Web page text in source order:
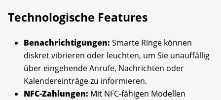
Technologische Features
Benachrichtigungen: Smarte Ringe können
diskret vibrieren oder leuchten, um Sie unauffällig
über eingehende Anrufe, Nachrichten oder
Kalendereinträge zu informieren.
NFC-Zahlungen: Mit NFC-fähigen Modellen